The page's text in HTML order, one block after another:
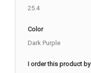
25.4
Color
Dark Purple
I order this product by